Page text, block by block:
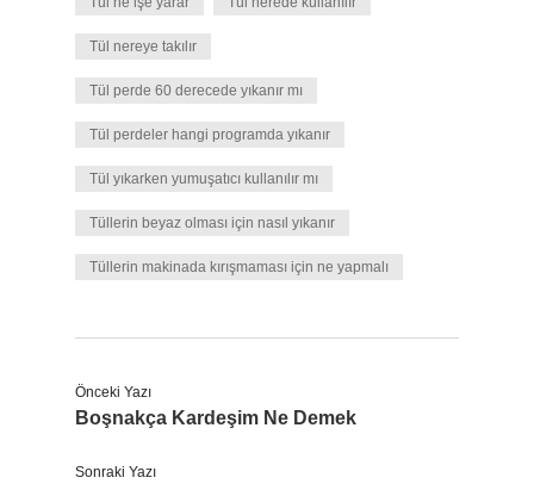
Tül nereye takılır
Tül perde 60 derecede yıkanır mı
Tül perdeler hangi programda yıkanır
Tül yıkarken yumuşatıcı kullanılır mı
Tüllerin beyaz olması için nasıl yıkanır
Tüllerin makinada kırışmaması için ne yapmalı
Önceki Yazı
Boşnakça Kardeşim Ne Demek
Sonraki Yazı